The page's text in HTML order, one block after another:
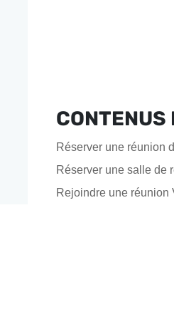
CONTENUS
Réserver une réunion
Réserver une salle de
Rejoindre une réunion